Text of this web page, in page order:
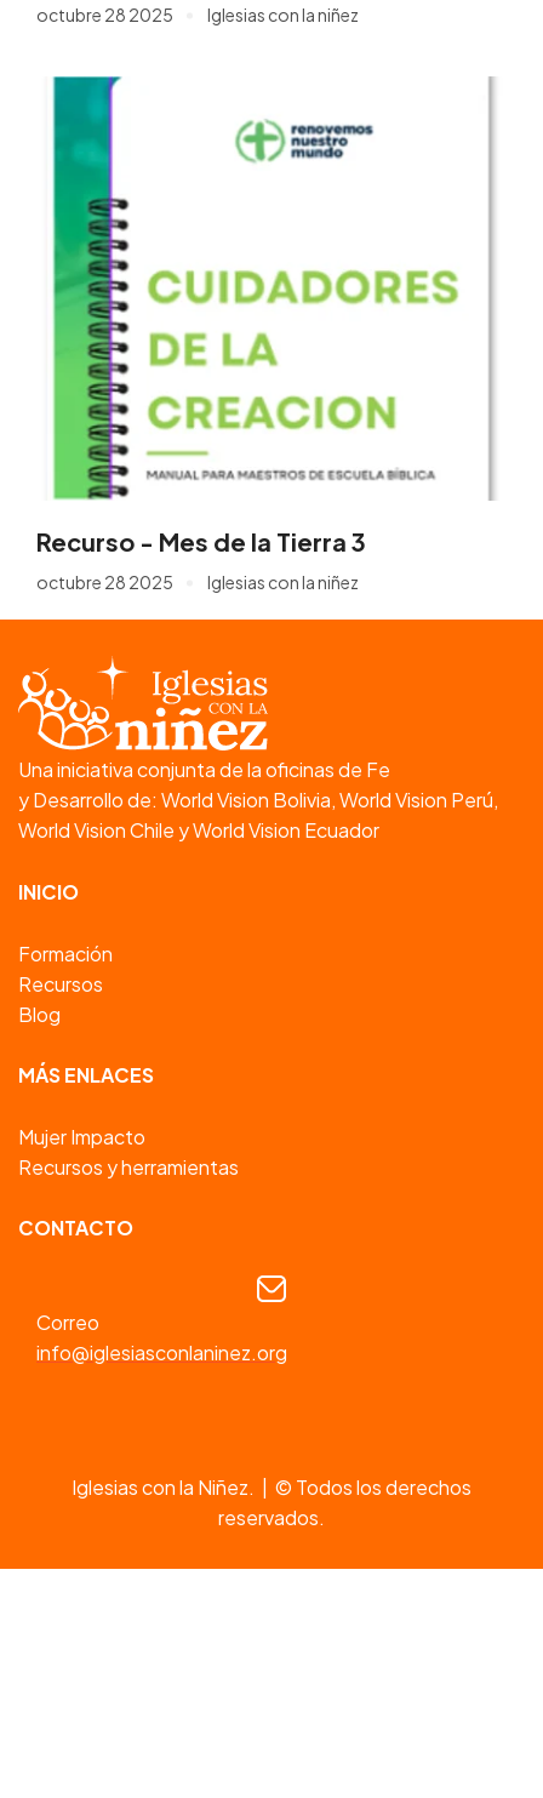
octubre 28 2025 Iglesias con la niñez
Recurso - Mes de la Tierra 3
octubre 28 2025 Iglesias con la niñez
Una iniciativa conjunta de la oficinas de Fe
y Desarrollo de: World Vision Bolivia, World Vision Perú,
World Vision Chile y World Vision Ecuador
INICIO
Formación
Recursos
Blog
MÁS ENLACES
Mujer Impacto
Recursos y herramientas
CONTACTO
Correo
info@iglesiasconlaninez.org
Iglesias con la Niñez. | © Todos los derechos
reservados.